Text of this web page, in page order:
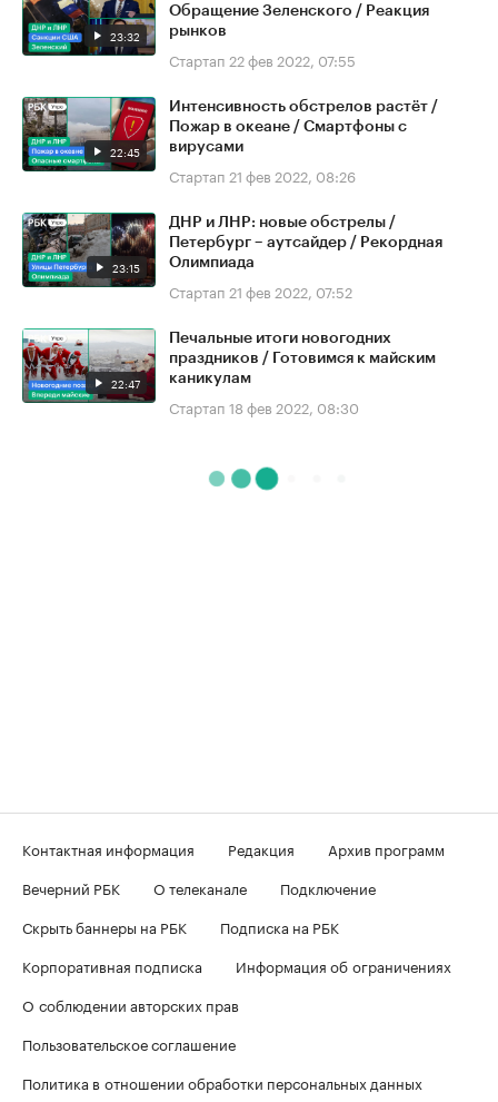
23:32
Обращение Зеленского / Реакция
рынков
Стартап 22 фев 2022, 07:55
22:45
Интенсивность обстрелов растёт /
Пожар в океане / Смартфоны с
вирусами
Стартап 21 фев 2022, 08:26
23:15
ДНР и ЛНР: новые обстрелы /
Петербург – аутсайдер / Рекордная
Олимпиада
Стартап 21 фев 2022, 07:52
22:47
Печальные итоги новогодних
праздников / Готовимся к майским
каникулам
Стартап 18 фев 2022, 08:30
Контактная информация Редакция
Архив программ
Вечерний РБК
О телеканале
Подключение
Скрыть баннеры на РБК
Подписка на РБК
Корпоративная подписка
Информация об ограничениях
О соблюдении авторских прав
Пользовательское соглашение
Политика в отношении обработки персональных данных